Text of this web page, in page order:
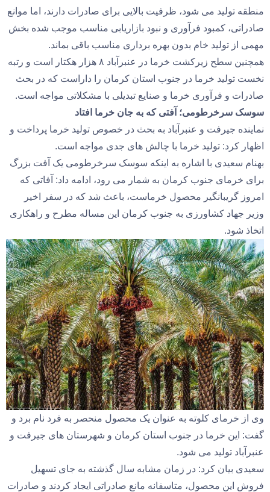
منطقه تولید می ‌شود، ظرفیت بالایی برای صادرات دارند، اما موانع
صادراتی، کمبود فرآوری و نبود بازاریابی مناسب موجب شده بخش
مهمی از تولید خام بدون بهره‌ برداری مناسب باقی بماند.
همچنین سطح زیرکشت خرما در عنبرآباد ۸ هزار هکتار است و رتبه
نخست تولید خرما در جنوب استان کرمان را داراست که در بحث
صادرات و فرآوری خرما و صنایع تبدیلی با مشکلاتی مواجه است.
سوسک سرخرطومی؛ آفتی که به جان خرما افتاد
نماینده جیرفت و عنبرآباد به بحث در خصوص تولید خرما پرداخت و
اظهار کرد: تولید خرما با چالش های جدی مواجه است.
بهنام سعیدی با اشاره به اینکه سوسک سرخرطومی یک آفت بزرگ
برای خرمای جنوب کرمان به شمار می رود، ادامه داد: آفاتی که
امروز گریبانگیر محصول خرماست، باعث شد که در سفر اخیر
وزیر جهاد کشاورزی به جنوب کرمان این مساله مطرح و راهکاری
اتخاذ شود.
وی از خرمای کلوته به عنوان یک محصول منحصر به فرد نام برد و
گفت: این خرما در جنوب استان کرمان و شهرستان های جیرفت و
عنبرآباد تولید می شود.
سعیدی بیان کرد: در زمان مشابه سال گذشته به جای تسهیل
فروش این محصول، متاسفانه مانع صادراتی ایجاد کردند و صادرات